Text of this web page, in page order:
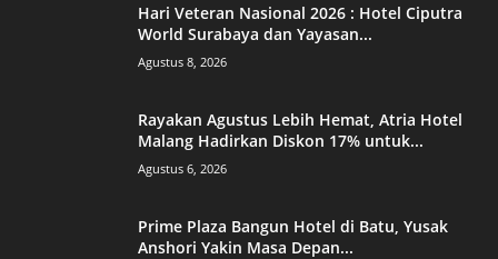
Hari Veteran Nasional 2026 : Hotel Ciputra
World Surabaya dan Yayasan...
Agustus 8, 2026
Rayakan Agustus Lebih Hemat, Atria Hotel
Malang Hadirkan Diskon 17% untuk...
Agustus 6, 2026
Prime Plaza Bangun Hotel di Batu, Yusak
Anshori Yakin Masa Depan...